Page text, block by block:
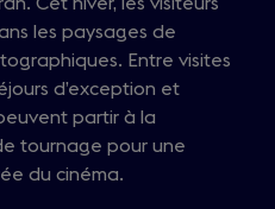
les paysages de
Entre visites
d’exception et
partir à la
tournage pour une
du cinéma.